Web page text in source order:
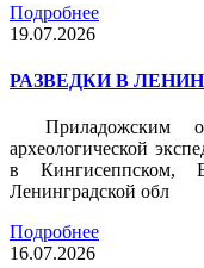
Подробнее
19.07.2026
РАЗВЕДКИ В
Приладожским
археологической
в Кингисеппском,
Ленинградской обл
Подробнее
16.07.2026